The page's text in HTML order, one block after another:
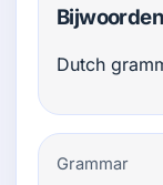
Dutch
Grammar